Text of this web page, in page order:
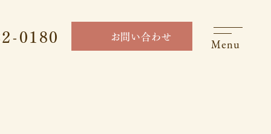
0180 お問い合わせ
Menu